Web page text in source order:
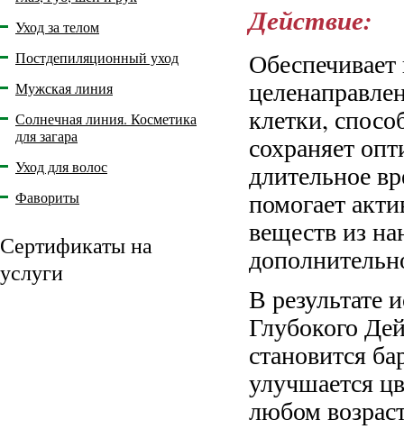
Уход за телом
Постдепиляционный уход
Мужская линия
Солнечная линия. Косметика
для загара
Уход для волос
Фавориты
Сертификаты на
услуги
Действие:
клетки,
сохраняет
длительное
помогает
веществ из
В результате
Глубокого
становится
улучшается
любом